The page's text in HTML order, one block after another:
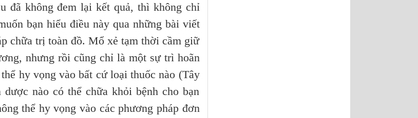
đã không đem lại kết quả, thì không chỉ
bạn hiểu điều này qua những bài viết
chữa trị toàn đồ. Mổ xẻ tạm thời cầm giữ
nhưng rồi cũng chỉ là một sự trì hoãn
hy vọng vào bất cứ loại thuốc nào (Tây
nào có thể chữa khỏi bệnh cho bạn
thể hy vọng vào các phương pháp đơn